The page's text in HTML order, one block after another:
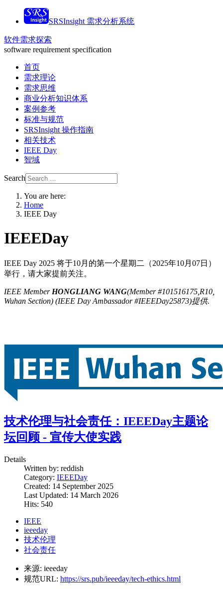
SRSInsight 需求分析系统
软件需求探索
software requirement specification
首页
需求理论
需求思维
商业分析知识体系
案例参考
标准与规范
SRSInsight 操作指南
相关技术
IEEE Day
智域
Search
You are here:
Home
IEEE Day
IEEEDay
IEEE Day 2025 将于10月的第一个星期二（2025年10月07日）
举行，请大家提前关注。
IEEE Member HONGLIANG WANG(Member #101516175,R10,
Wuhan Section) (IEEE Day Ambassador #IEEEDay25873)提供.
技术伦理与社会责任：IEEEDay主题论
坛回顾 - 宣传大使实践
Details
Written by: reddish
Category: IEEEDay
Created: 14 September 2025
Last Updated: 14 March 2026
Hits: 540
IEEE
ieeeday
技术伦理
社会责任
来源: ieeeday
规范URL: https://srs.pub/ieeeday/tech-ethics.html